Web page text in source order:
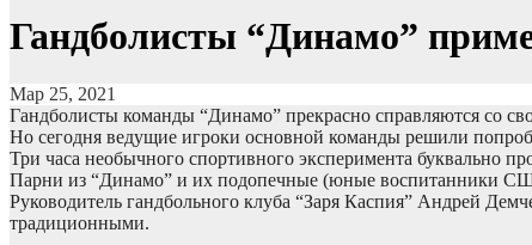
Гандболисты “Динамо”
Мар 25, 2021
Гандболисты команды “Динамо” прекрасно справляются со
Но сегодня ведущие игроки основной команды решили
Три часа необычного спортивного эксперимента буквально
Парни из “Динамо” и их подопечные (юные воспитанники
Руководитель гандбольного клуба “Заря Каспия” Андрей
традиционными.